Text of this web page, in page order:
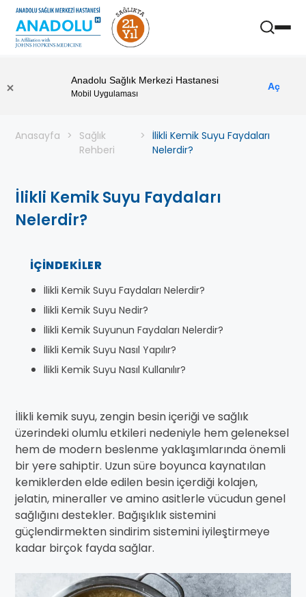
Anadolu Sağlık Merkezi Hastanesi
Mobil Uygulaması
Aç
Anasayfa
Sağlık
Rehberi
İlikli Kemik Suyu Faydaları
Nelerdir?
İlikli Kemik Suyu Faydaları
Nelerdir?
İÇINDEKILER
İlikli Kemik Suyu Faydaları Nelerdir?
İlikli Kemik Suyu Nedir?
İlikli Kemik Suyunun Faydaları Nelerdir?
İlikli Kemik Suyu Nasıl Yapılır?
İlikli Kemik Suyu Nasıl Kullanılır?
İlikli kemik suyu, zengin besin içeriği ve sağlık
üzerindeki olumlu etkileri nedeniyle hem geleneksel
hem de modern beslenme yaklaşımlarında önemli
bir yere sahiptir. Uzun süre boyunca kaynatılan
kemiklerden elde edilen besin içerdiği kolajen,
jelatin, mineraller ve amino asitlerle vücudun genel
sağlığını destekler. Bağışıklık sistemini
güçlendirmekten sindirim sistemini iyileştirmeye
kadar birçok fayda sağlar.